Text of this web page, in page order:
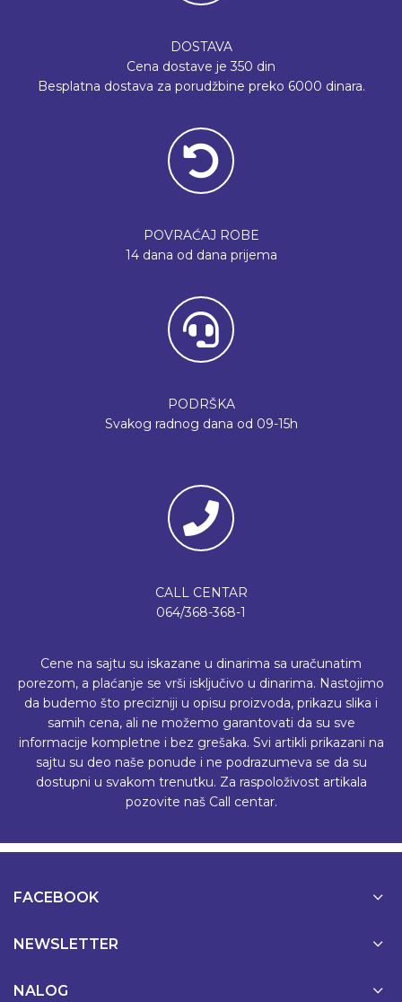
DOSTAVA
Cena dostave je 350 din
Besplatna dostava za porudžbine preko 6000 dinara.
POVRAĆAJ ROBE
14 dana od dana prijema
PODRŠKA
Svakog radnog dana od 09-15h
CALL CENTAR
064/368-368-1
Cene na sajtu su iskazane u dinarima sa uračunatim
porezom, a plaćanje se vrši isključivo u dinarima. Nastojimo
da budemo što precizniji u opisu proizvoda, prikazu slika i
samih cena, ali ne možemo garantovati da su sve
informacije kompletne i bez grešaka. Svi artikli prikazani na
sajtu su deo naše ponude i ne podrazumeva se da su
dostupni u svakom trenutku. Za raspoloživost artikala
pozovite naš Call centar.
FACEBOOK
NEWSLETTER
NALOG